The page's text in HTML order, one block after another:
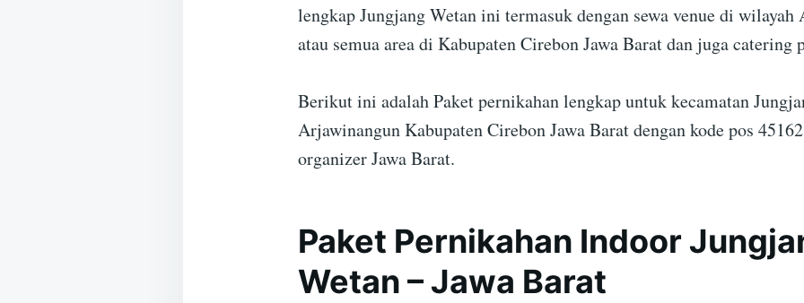
lengkap Jungjang Wetan ini termasuk dengan sewa venue di wilayah
atau semua area di Kabupaten Cirebon Jawa Barat dan juga catering
Berikut ini adalah Paket pernikahan lengkap untuk kecamatan
Arjawinangun Kabupaten Cirebon Jawa Barat dengan kode pos
organizer Jawa Barat.
Paket Pernikahan Indoor
Wetan – Jawa Barat